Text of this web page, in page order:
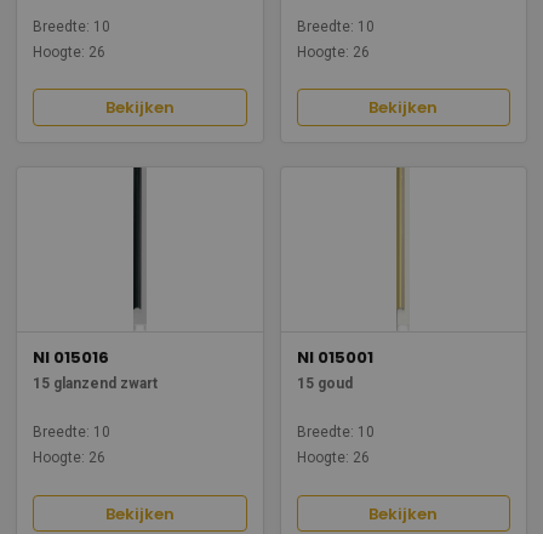
Breedte: 10
Hoogte: 26
Bekijken
Breedte: 10
Hoogte: 26
Bekijken
NI 015016
15 glanzend zwart
Breedte: 10
Hoogte: 26
Bekijken
NI 015001
15 goud
Breedte: 10
Hoogte: 26
Bekijken